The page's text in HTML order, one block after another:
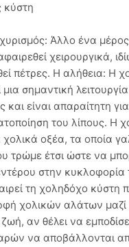
κύστη
Άλλο ένα
χειρουργικά,
πέτρες. Η αλήθεια: Η
μια σημαντική
και είναι απαραίτητη
του λίπους. Η
χολικά οξέα, τα οποία
τρώμε έτσι ώστε να
στην κυκλοφορία
τη χοληδόχο κύστη
χολικών αλάτων μαζί
αν θέλει να
να αποβάλλονται